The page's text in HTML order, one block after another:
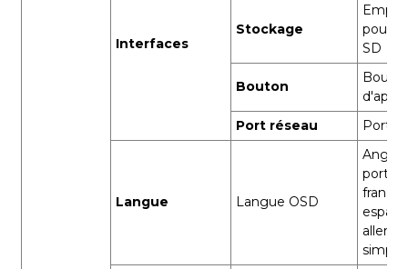
Interfaces
Stockage
pour
SD
Bouton
Port réseau
Port
Langue Langue OSD